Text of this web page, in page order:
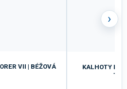
VII | BÉŽOVÁ
KALHOTY
›